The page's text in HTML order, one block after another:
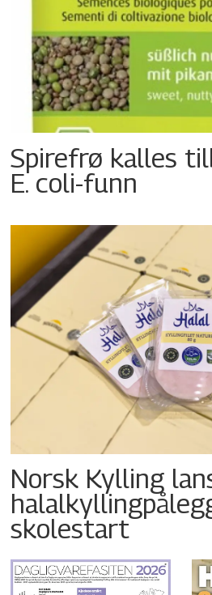
Spirefrø kalles
E. coli-funn
Norsk Kylling
skolestart